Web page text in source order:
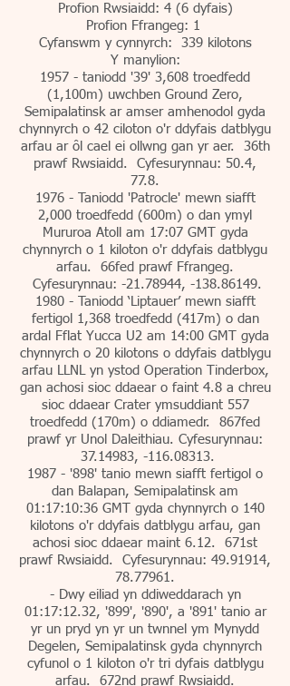
Profion Rwsiaidd: 4 (6 dyfais)
Profion Ffrangeg: 1
Cyfanswm y cynnyrch: 339 kilotons
Y manylion:
1957 - taniodd '39' 3,608 troedfedd
(1,100m) uwchben Ground Zero,
Semipalatinsk ar amser amhenodol gyda
chynnyrch o 42 ciloton o'r ddyfais datblygu
arfau ar ôl cael ei ollwng gan yr aer. 36th
prawf Rwsiaidd. Cyfesurynnau: 50.4,
77.8.
1976 - Taniodd 'Patrocle' mewn siafft
2,000 troedfedd (600m) o dan ymyl
Mururoa Atoll am 17:07 GMT gyda
chynnyrch o 1 kiloton o'r ddyfais datblygu
arfau. 66fed prawf Ffrangeg.
Cyfesurynnau: -21.78944, -138.86149.
1980 - Taniodd ‘Liptauer’ mewn siafft
fertigol 1,368 troedfedd (417m) o dan
ardal Fflat Yucca U2 am 14:00 GMT gyda
chynnyrch o 20 kilotons o ddyfais datblygu
arfau LLNL yn ystod Operation Tinderbox,
gan achosi sioc ddaear o faint 4.8 a chreu
sioc ddaear Crater ymsuddiant 557
troedfedd (170m) o ddiamedr. 867fed
prawf yr Unol Daleithiau. Cyfesurynnau:
37.14983, -116.08313.
1987 - '898' tanio mewn siafft fertigol o
dan Balapan, Semipalatinsk am
01:17:10:36 GMT gyda chynnyrch o 140
kilotons o'r ddyfais datblygu arfau, gan
achosi sioc ddaear maint 6.12. 671st
prawf Rwsiaidd. Cyfesurynnau: 49.91914,
78.77961 .
- Dwy eiliad yn ddiweddarach yn
01:17:12.32, '899', '890', a '891' tanio ar
yr un pryd yn yr un twnnel ym Mynydd
Degelen, Semipalatinsk gyda chynnyrch
cyfunol o 1 kiloton o'r tri dyfais datblygu
arfau. 672nd prawf Rwsiaidd.